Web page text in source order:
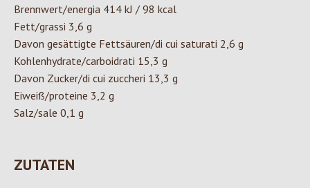
Brennwert/energia 414 kJ / 98 kcal
Fett/grassi 3,6 g
Davon gesättigte Fettsäuren/di cui saturati 2,6 g
Kohlenhydrate/carboidrati 15,3 g
Davon Zucker/di cui zuccheri 13,3 g
Eiweiß/proteine 3,2 g
Salz/sale 0,1 g
ZUTATEN